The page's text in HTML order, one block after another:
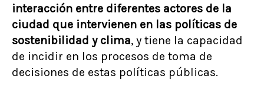
interacción entre diferentes actores de la
ciudad que intervienen en las políticas de
sostenibilidad y clima, y tiene la capacidad
de incidir en los procesos de toma de
decisiones de estas políticas públicas.